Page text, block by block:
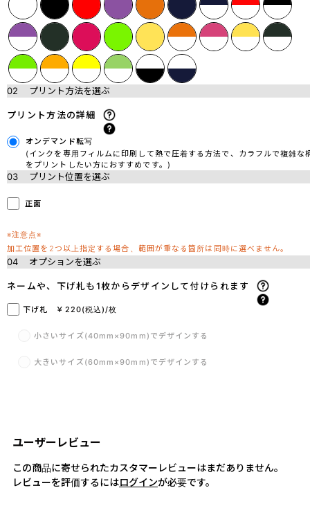
02 プリント方法を選ぶ
プリント方法の詳細
オンデマンド転写
(インクを専用フィルムに印刷して熱で圧着する方法で、カラフルで複雑な
をプリントしたい方におすすめです。)
03 プリント位置を選ぶ
正面
※注意点※
加工位置を2つ以上指定する場合、範囲が重なる箇所は同時に選べません。
04 オプションを選ぶ
ネームや、下げ札も1枚からデザインして付けられます
下げ札 ￥220(税込)/枚
小さいサイズ(40mm×90mm)でデザインする
大きいサイズ(60mm×90mm)でデザインする
ユーザーレビュー
この商品に寄せられたカスタマーレビューはまだありません。
レビューを評価するにはログインが必要です。